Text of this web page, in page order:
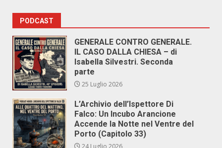
PODCAST
GENERALE CONTRO GENERALE.
IL CASO DALLA CHIESA – di
Isabella Silvestri. Seconda
parte
25 Luglio 2026
L’Archivio dell’Ispettore Di
Falco: Un Incubo Arancione
Accende la Notte nel Ventre del
Porto (Capitolo 33)
24 Luglio 2026